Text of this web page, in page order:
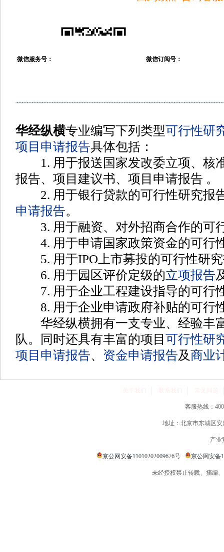
微信服务号： 微信订阅号：
华经纵横专业编写下列类型可行性研
项目申请报告具体包括 ：
1. 用于报送国家发改委立项、核
报告、项目建议书、项目申请报告 。
2. 用于银行贷款的可行性研究报
申请报告。
3. 用于融资、对外招商合作的可
4. 用于申请国家政策资金的可行
5. 用于IPO上市募投的可行性研究
6. 用于园区评价定级的立项报告
7. 用于企业工程建设指导的可行
8. 用于企业申请政府补贴的可行
华经纵横拥有一支专业、经验丰
队。同时还具有丰富的项目 可行性研
项目申请报告、 资金申请报告及商业
客服热线：
地址：北京市东城区
产业
京公网安备11010202009676号 京公网安备
未经授权禁止转载、摘编